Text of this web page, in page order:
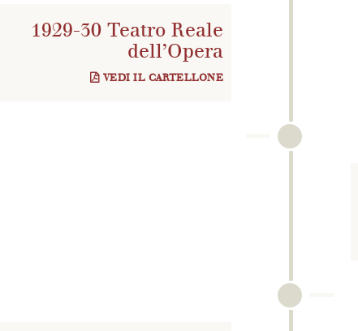
1929-30 Teatro Reale
dell’Opera
VEDI IL CARTELLONE